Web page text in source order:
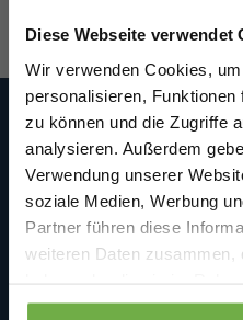
Diese Webseite verwendet
Wir verwenden Cookies,
personalisieren,
zu können und die Zugriffe
analysieren. Außerdem
Verwendung unserer
soziale Medien, Werbung
Partner führen diese
weiteren Daten zusammen,
gesammelt haben.
Wir sind an Werktagen
erreichbar:
40468
Deutschland
+31
Rabatten
Geburtstag